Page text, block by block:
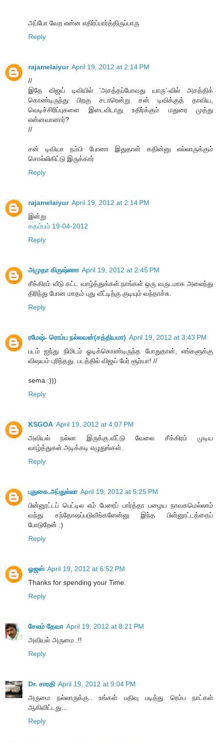
அப்போ வேற என்ன எதிர்ப்பார்த்திருப்பாரு
Reply
rajamelaiyur April 19, 2012 at 2:14 PM
//
இதே விஜய் டிவியில் ‘அசத்தப்போவது யாரு’-வில் அசத்திக்
கொண்டிருந்து பிறகு சடாரென்று சன் டிவிக்குத் தாவிய,
வெடிச்சிரிப்புகளை இடைவிடாது உதிர்க்கும் மதுரை முத்து
என்னவானார்?
//
சன் டிவியா நம்பி போனா இதுதான் கதின்னு எல்லாருக்கும்
சொல்லிகிட்டு இருக்கார்
Reply
rajamelaiyur April 19, 2012 at 2:14 PM
இன்று
கதம்பம் 19-04-2012
Reply
அமுதா கிருஷ்ணா April 19, 2012 at 2:45 PM
சீக்கிரம் வீடு கட்ட வாழ்த்துக்கள்.நாங்கள் ஒரு வருடமாக அலைந்து
திரிந்து போன மாதம் புது வீட்டிற்கு குடியும் வந்தாச்சு.
Reply
ரமேஷ்- ரொம்ப நல்லவன்(சத்தியமா) April 19, 2012 at 3:43 PM
படம் ஐந்து நிமிடம் ஓடிக்கொண்டிருந்த போதுதான், எங்களுக்கு
விஷயம் புரிந்தது. படத்தில் விஜய் பேர் சூர்யா! //
sema :)))
Reply
KSGOA April 19, 2012 at 4:07 PM
அவியல் நல்லா இருக்கு.வீட்டு வேலை சீக்கிரம் முடிய
வாழ்த்துகள்.அடிக்கடி எழுதுங்கள்.
Reply
புதுகை.அப்துல்லா April 19, 2012 at 5:25 PM
பின்னூட்டப் பெட்டில எம் பேரைப் பார்த்தா பழைய நாவகமெல்லாம்
வந்து சந்தோஷப்படுவீங்களேன்னு இந்த பின்னூட்டத்தைப்
போடுறேன் :)
Reply
ஓஜஸ் April 19, 2012 at 6:52 PM
Thanks for spending your Time.
Reply
சேலம் தேவா April 19, 2012 at 8:21 PM
அவியல் அருமை..!!
Reply
Dr. சாரதி April 19, 2012 at 9:04 PM
அருமை நல்லாருக்கு.. உங்கள் பதிவு படித்து ரெம்ப நாட்கள்
ஆகிவிட்டது...
Reply